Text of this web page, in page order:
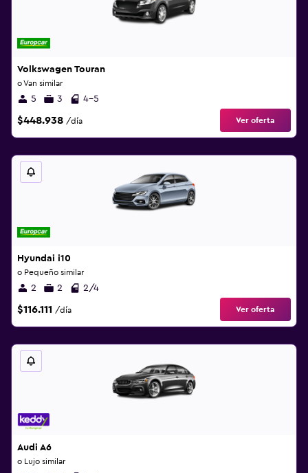
Volkswagen Touran
o Van similar
5 3 4-5
$448.938 /día Ver oferta
Hyundai i10
o Pequeño similar
2 2 2/4
$116.111 /día Ver oferta
Audi A6
o Lujo similar